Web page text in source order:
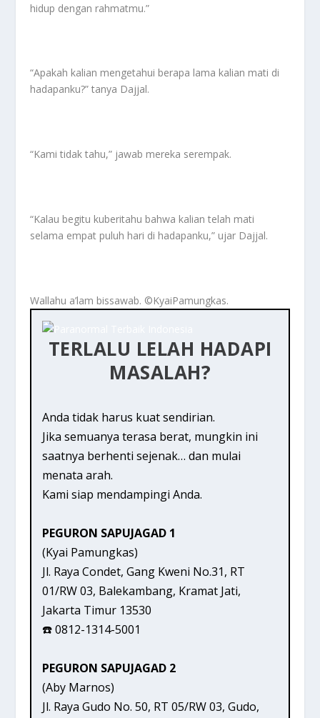
hidup dengan rahmatmu.”
“Apakah kalian mengetahui berapa lama kalian mati di
hadapanku?” tanya Dajjal.
“Kami tidak tahu,” jawab mereka serempak.
“Kalau begitu kuberitahu bahwa kalian telah mati
selama empat puluh hari di hadapanku,” ujar Dajjal.
Wallahu a’lam bissawab. ©️KyaiPamungkas.
TERLALU LELAH HADAPI
MASALAH?
Anda tidak harus kuat sendirian.
Jika semuanya terasa berat, mungkin ini
saatnya berhenti sejenak… dan mulai
menata arah.
Kami siap mendampingi Anda.
PEGURON SAPUJAGAD 1
(Kyai Pamungkas)
Jl. Raya Condet, Gang Kweni No.31, RT
01/RW 03, Balekambang, Kramat Jati,
Jakarta Timur 13530
☎️ 0812-1314-5001
PEGURON SAPUJAGAD 2
(Aby Marnos)
Jl. Raya Gudo No. 50, RT 05/RW 03, Gudo,